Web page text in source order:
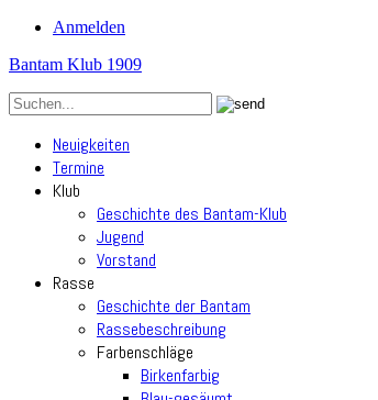
Anmelden
Bantam Klub 1909
Neuigkeiten
Termine
Klub
Geschichte des Bantam-Klub
Jugend
Vorstand
Rasse
Geschichte der Bantam
Rassebeschreibung
Farbenschläge
Birkenfarbig